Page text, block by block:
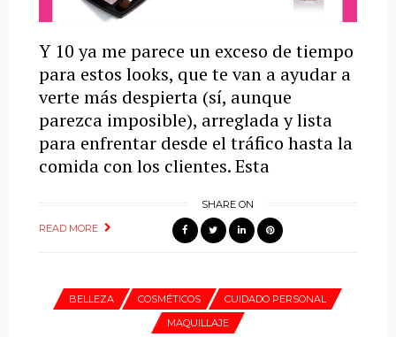
Y 10 ya me parece un exceso de tiempo
para estos looks, que te van a ayudar a
verte más despierta (sí, aunque
parezca imposible), arreglada y lista
para enfrentar desde el tráfico hasta la
comida con los clientes. Esta
READ MORE
SHARE ON
BELLEZA COSMÉTICOS
CUIDADO PERSONAL
MAQUILLAJE